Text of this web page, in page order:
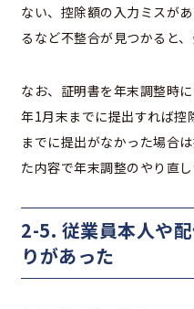
ない、控除額の入力ミスが
るなど不整合が見つかると、
なお、証明書を年末調整時
年1月末までに提出すれば控
までに提出がなかった場合
た内容で年末調整のやり直し
2-5. 従業員本人や
りがあった